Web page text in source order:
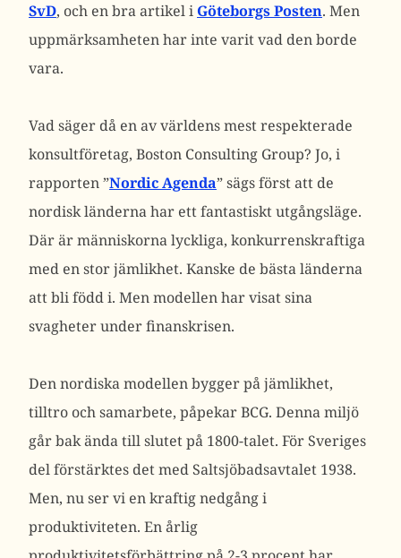
SvD, och en bra artikel i Göteborgs Posten. Men
uppmärksamheten har inte varit vad den borde
vara.
Vad säger då en av världens mest respekterade
konsultföretag, Boston Consulting Group? Jo, i
rapporten ”Nordic Agenda” sägs först att de
nordisk länderna har ett fantastiskt utgångsläge.
Där är människorna lyckliga, konkurrenskraftiga
med en stor jämlikhet. Kanske de bästa länderna
att bli född i. Men modellen har visat sina
svagheter under finanskrisen.
Den nordiska modellen bygger på jämlikhet,
tilltro och samarbete, påpekar BCG. Denna miljö
går bak ända till slutet på 1800-talet. För Sveriges
del förstärktes det med Saltsjöbadsavtalet 1938.
Men, nu ser vi en kraftig nedgång i
produktiviteten. En årlig